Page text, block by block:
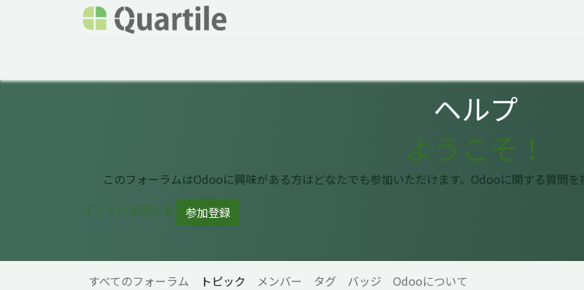
ヘルプ
ようこそ！
このフォーラムはOdooに興味がある方はどなたでも参加いただけます。Odooに関する質問を
イントロを閉じる
参加登録
すべてのフォーラム トピック メンバー タグ バッジ Odooについて